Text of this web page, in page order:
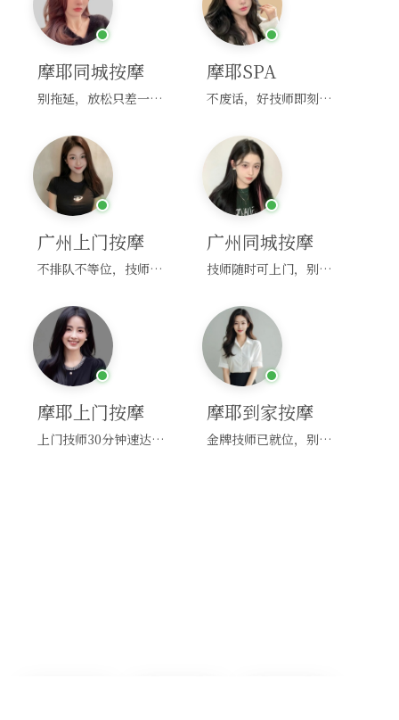
摩耶同城按摩
别拖延，放松只差一次点击！
摩耶SPA
不废话，好技师即刻上门，约！
广州上门按摩
不排队不等位，技师直奔你家！
广州同城按摩
技师随时可上门，别啰嗦，赶紧约！
摩耶上门按摩
上门技师30分钟速达，别问，快约！
摩耶到家按摩
金牌技师已就位，别纠结，马上预约！